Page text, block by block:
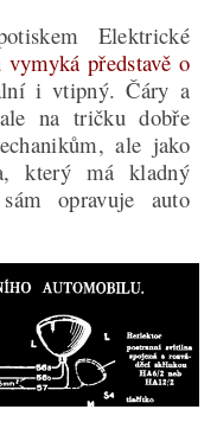
Elektrické
vymyká představě o
i vtipný. Čáry a
na tričku dobře
ale jako
který mákladný
opravuje auto